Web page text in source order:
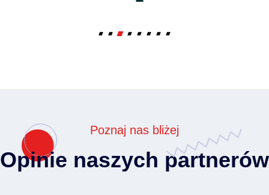
Poznaj nas bliżej
Opinie naszych partnerów